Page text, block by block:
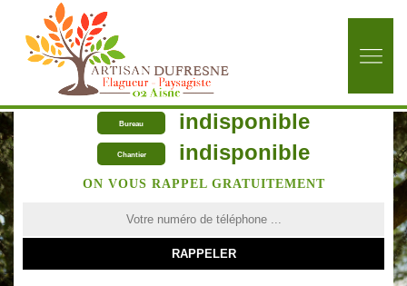
Bureau indisponible
Chantier indisponible
ON VOUS RAPPEL GRATUITEMENT